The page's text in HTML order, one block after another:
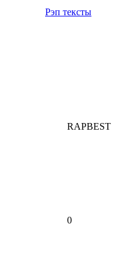
Рэп тексты
RAPBEST
0